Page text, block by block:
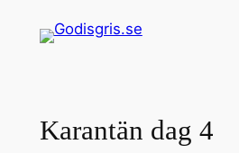
Karantän dag 4